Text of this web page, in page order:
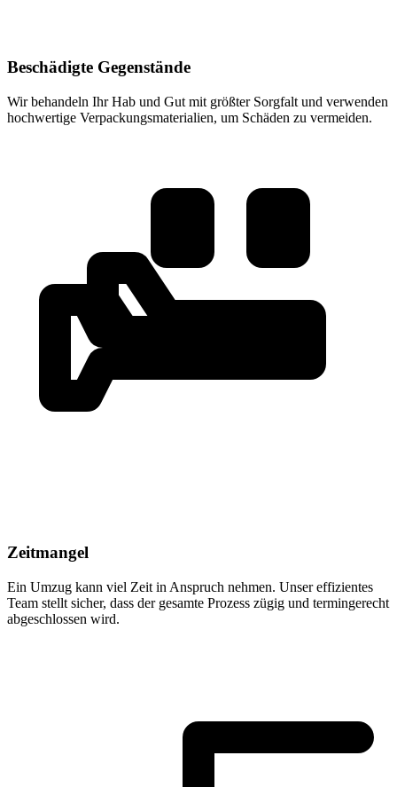
Beschädigte Gegenstände
Wir behandeln Ihr Hab und Gut mit größter Sorgfalt und verwenden
hochwertige Verpackungsmaterialien, um Schäden zu vermeiden.
Zeitmangel
Ein Umzug kann viel Zeit in Anspruch nehmen. Unser effizientes
Team stellt sicher, dass der gesamte Prozess zügig und termingerecht
abgeschlossen wird.